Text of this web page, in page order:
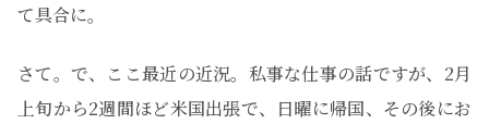
て具合に。
さて。で、ここ最近の近況。私事な仕事の話ですが、2月
上旬から2週間ほど米国出張で、日曜に帰国、その後にお